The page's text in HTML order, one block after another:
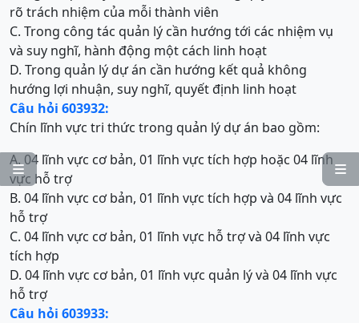


rõ trách nhiệm của mỗi thành viên
C. Trong công tác quản lý cần hướng tới các nhiệm vụ
và suy nghĩ, hành động một cách linh hoạt
D. Trong quản lý dự án cần hướng kết quả không
hướng lợi nhuận, suy nghĩ, quyết định linh hoạt
Câu hỏi 603932:
Chín lĩnh vực tri thức trong quản lý dự án bao gồm:
A. 04 lĩnh vực cơ bản, 01 lĩnh vực tích hợp hoặc 04 lĩnh
vực hỗ trợ
B. 04 lĩnh vực cơ bản, 01 lĩnh vực tích hợp và 04 lĩnh vực
hỗ trợ
C. 04 lĩnh vực cơ bản, 01 lĩnh vực hỗ trợ và 04 lĩnh vực
tích hợp
D. 04 lĩnh vực cơ bản, 01 lĩnh vực quản lý và 04 lĩnh vực
hỗ trợ
Câu hỏi 603933: